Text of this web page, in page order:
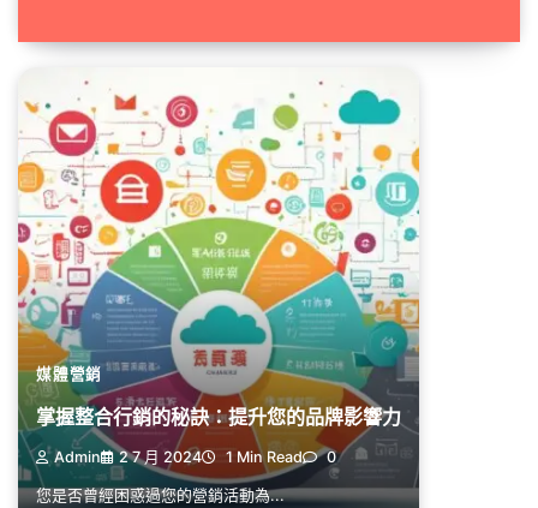
媒體營銷
掌握整合行銷的秘訣：提升您的品牌影響力
Admin 2 7 月 2024 1 Min Read 0
您是否曾經困惑過您的營銷活動為...